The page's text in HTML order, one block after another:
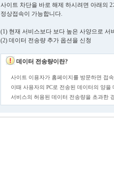
사이트 차단을 바로 해제 하시려면 아래의
정상접속이 가능합니다.
(1) 현재 서비스보다 보다 높은 사양으로 서
(2) 데이터 전송량 추가 옵션을 신청
데이터 전송량이란?
사이트 이용자가 홈페이지를 방문하면 접
이때 사용자의 PC로 전송된 데이터의 양을
서비스의 허용된 데이터 전송량을 초과한